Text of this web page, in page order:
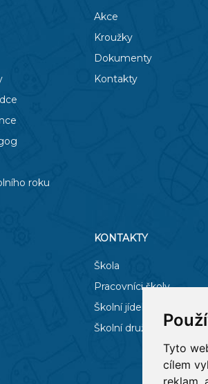
Tyto
cílem
reklam,
roku
Akce
Kroužky
Dokumenty
Kontakty
KONTAKTY
Škola
Pracovníci školy
Školní jídelna
Školní družina